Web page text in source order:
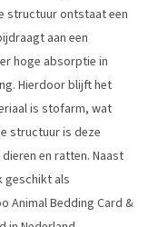
structuur ontstaat een
aan een
hoge absorptie in
Hierdoor blijft het
is stofarm, wat
structuur is deze
en ratten. Naast
geschikt als
Animal Bedding Card &